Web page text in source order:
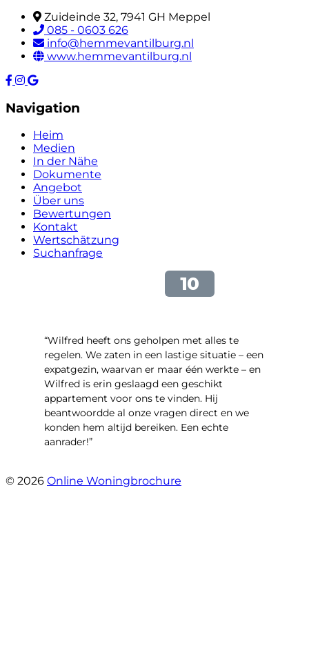
Zuideinde 32, 7941 GH Meppel
085 - 0603 626
info@hemmevantilburg.nl
www.hemmevantilburg.nl
Navigation
Heim
Medien
In der Nähe
Dokumente
Angebot
Über uns
Bewertungen
Kontakt
Wertschätzung
Suchanfrage
“Wilfred heeft ons geholpen met alles te
regelen. We zaten in een lastige situatie – een
expatgezin, waarvan er maar één werkte – en
Wilfred is erin geslaagd een geschikt
appartement voor ons te vinden. Hij
beantwoordde al onze vragen direct en we
konden hem altijd bereiken. Een echte
aanrader!”
© 2026 Online Woningbrochure